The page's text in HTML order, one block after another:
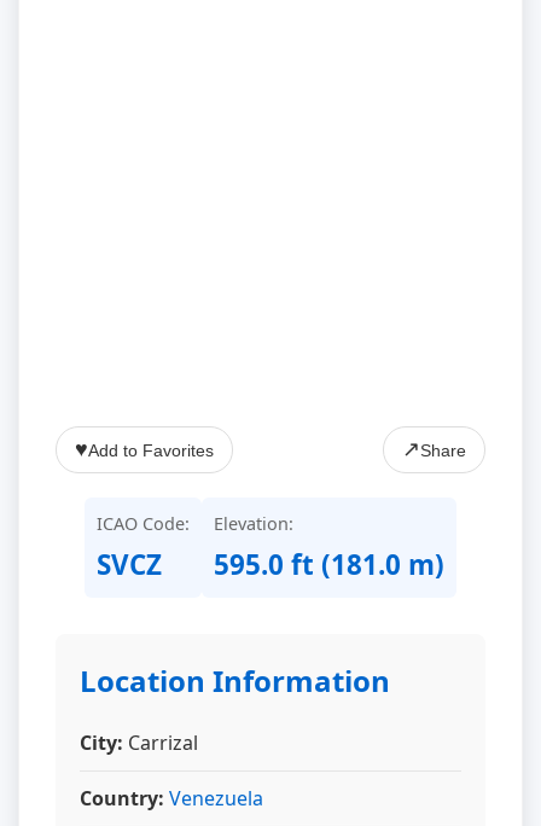
♥Add to Favorites ↗Share
ICAO Code:
SVCZ
Elevation:
595.0 ft (181.0 m)
Location Information
City: Carrizal
Country: Venezuela